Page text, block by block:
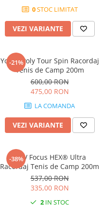
0STOC LIMITAT
VEZI VARIANTE
-21%
Yonex Poly Tour Spin Racordaj
Tenis de Camp 200m
600,00 RON
475,00 RON
LA COMANDA
VEZI VARIANTE
-38%
MSV Focus HEX® Ultra
Racordaj Tenis de Camp 200m
537,00 RON
335,00 RON
2 IN STOC